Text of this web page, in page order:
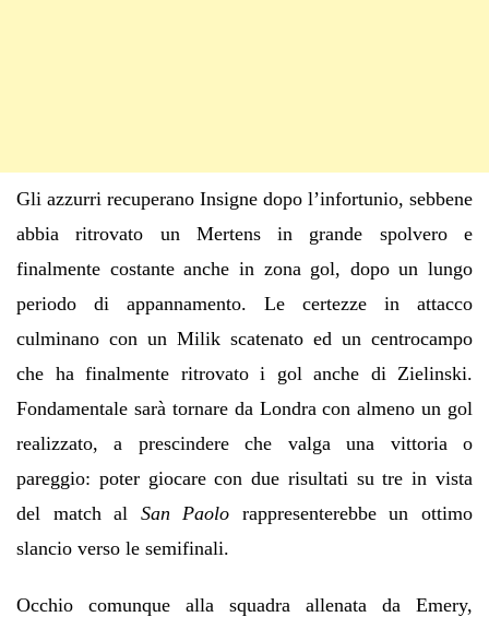
Gli azzurri recuperano Insigne dopo l’infortunio, sebbene
abbia ritrovato un Mertens in grande spolvero e
finalmente costante anche in zona gol, dopo un lungo
periodo di appannamento. Le certezze in attacco
culminano con un Milik scatenato ed un centrocampo
che ha finalmente ritrovato i gol anche di Zielinski.
Fondamentale sarà tornare da Londra con almeno un gol
realizzato, a prescindere che valga una vittoria o
pareggio: poter giocare con due risultati su tre in vista
del match al San Paolo rappresenterebbe un ottimo
slancio verso le semifinali.
Occhio comunque alla squadra allenata da Emery,